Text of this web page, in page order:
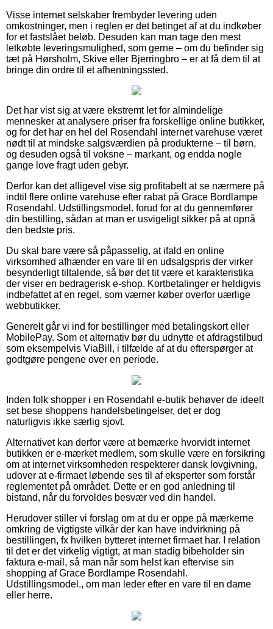
Visse internet selskaber frembyder levering uden
omkostninger, men i reglen er det betinget af at du indkøber
for et fastslået beløb. Desuden kan man tage den mest
letkøbte leveringsmulighed, som gerne – om du befinder sig
tæt på Hørsholm, Skive eller Bjerringbro – er at få dem til at
bringe din ordre til et afhentningssted.
Det har vist sig at være ekstremt let for almindelige
mennesker at analysere priser fra forskellige online butikker,
og for det har en hel del Rosendahl internet varehuse været
nødt til at mindske salgsværdien på produkterne – til børn,
og desuden også til voksne – markant, og endda nogle
gange love fragt uden gebyr.
Derfor kan det alligevel vise sig profitabelt at se nærmere på
indtil flere online varehuse efter rabat på Grace Bordlampe
Rosendahl. Udstillingsmodel. forud for at du gennemfører
din bestilling, sådan at man er usvigeligt sikker på at opnå
den bedste pris.
Du skal bare være så påpasselig, at ifald en online
virksomhed afhænder en vare til en udsalgspris der virker
besynderligt tiltalende, så bør det tit være et karakteristika
der viser en bedragerisk e-shop. Kortbetalinger er heldigvis
indbefattet af en regel, som værner køber overfor uærlige
webbutikker.
Generelt går vi ind for bestillinger med betalingskort eller
MobilePay. Som et alternativ bør du udnytte et afdragstilbud
som eksempelvis ViaBill, i tilfælde af at du efterspørger at
godtgøre pengene over en periode.
Inden folk shopper i en Rosendahl e-butik behøver de ideelt
set bese shoppens handelsbetingelser, det er dog
naturligvis ikke særlig sjovt.
Alternativet kan derfor være at bemærke hvorvidt internet
butikken er e-mærket medlem, som skulle være en forsikring
om at internet virksomheden respekterer dansk lovgivning,
udover at e-firmaet løbende ses til af eksperter som forstår
reglementet på området. Dette er en god anledning til
bistand, når du forvoldes besvær ved din handel.
Herudover stiller vi forslag om at du er oppe på mærkerne
omkring de vigtigste vilkår der kan have indvirkning på
bestillingen, fx hvilken bytteret internet firmaet har. I relation
til det er det virkelig vigtigt, at man stadig bibeholder sin
faktura e-mail, så man når som helst kan eftervise sin
shopping af Grace Bordlampe Rosendahl.
Udstillingsmodel., om man leder efter en vare til en dame
eller herre.